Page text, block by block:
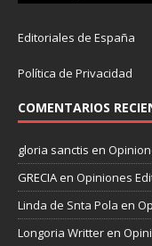
Editoriales de España
Política de Privacidad
COMENTARIOS
gloria sanctis en
GRECIAen Opiniones
Linda de Snta Pola en
Longoria Writteren